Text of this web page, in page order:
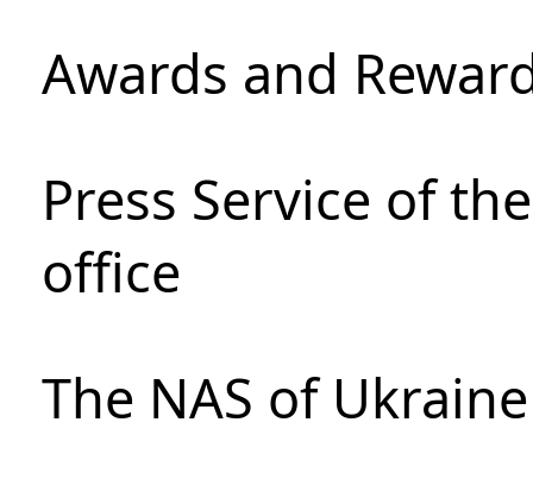
Awards and
Press Service of
office
The NAS of